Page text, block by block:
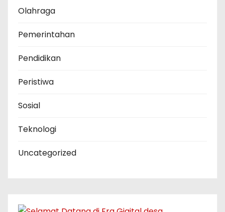
Olahraga
Pemerintahan
Pendidikan
Peristiwa
Sosial
Teknologi
Uncategorized